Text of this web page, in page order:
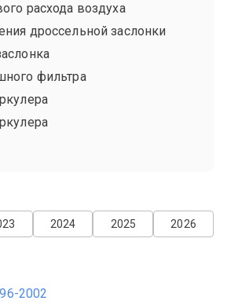
расхода воздуха
дроссельной заслонки
фильтра
2026
2025
2024
2002